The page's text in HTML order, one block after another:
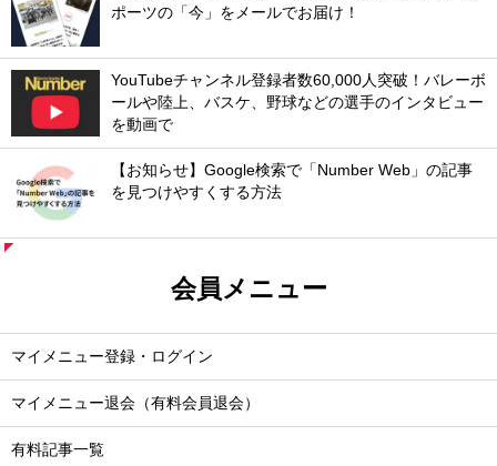
ポーツの「今」をメールでお届け！
YouTubeチャンネル登録者数60,000人突破！バレーボ
ールや陸上、バスケ、野球などの選手のインタビュー
を動画で
【お知らせ】Google検索で「Number Web」の記事
を見つけやすくする方法
会員メニュー
マイメニュー登録・ログイン
マイメニュー退会（有料会員退会）
有料記事一覧